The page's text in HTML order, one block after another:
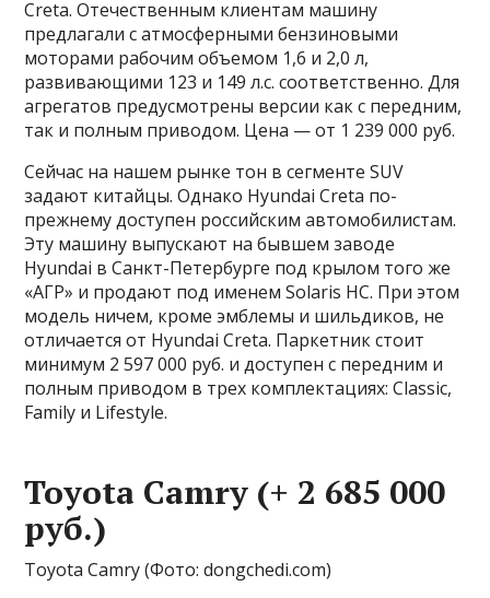
Creta. Отечественным клиентам машину
предлагали с атмосферными бензиновыми
моторами рабочим объемом 1,6 и 2,0 л,
развивающими 123 и 149 л.с. соответственно. Для
агрегатов предусмотрены версии как с передним,
так и полным приводом. Цена — от 1 239 000 руб.
Сейчас на нашем рынке тон в сегменте SUV
задают китайцы. Однако Hyundai Creta по-
прежнему доступен российским автомобилистам.
Эту машину выпускают на бывшем заводе
Hyundai в Санкт-Петербурге под крылом того же
«АГР» и продают под именем Solaris HC. При этом
модель ничем, кроме эмблемы и шильдиков, не
отличается от Hyundai Creta. Паркетник стоит
минимум 2 597 000 руб. и доступен с передним и
полным приводом в трех комплектациях: Classic,
Family и Lifestyle.
Toyota Camry (+ 2 685 000
руб.)
Toyota Camry (Фото: dongchedi.com)